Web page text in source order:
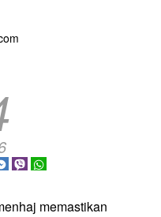
memastikan